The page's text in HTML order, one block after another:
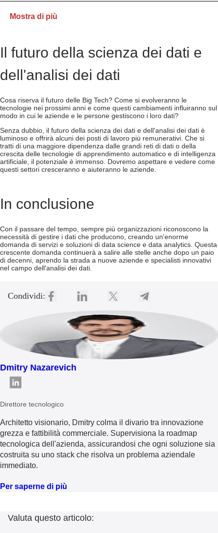
Mostra di più
Il futuro della scienza dei dati e
dell'analisi dei dati
Cosa riserva il futuro delle Big Tech? Come si evolveranno le
tecnologie nei prossimi anni e come questi cambiamenti influiranno sul
modo in cui le aziende e le persone gestiscono i loro dati?
Senza dubbio, il futuro della scienza dei dati e dell'analisi dei dati è
luminoso e offrirà alcuni dei posti di lavoro più remunerativi. Che si
tratti di una maggiore dipendenza dalle grandi reti di dati o della
crescita delle tecnologie di apprendimento automatico e di intelligenza
artificiale, il potenziale è immenso. Dovremo aspettare e vedere come
questi settori cresceranno e aiuteranno le aziende.
In conclusione
Con il passare del tempo, sempre più organizzazioni riconoscono la
necessità di gestire i dati che producono, creando un'enorme
domanda di servizi e soluzioni di data science e data analytics. Questa
crescente domanda continuerà a salire alle stelle anche dopo un paio
di decenni, aprendo la strada a nuove aziende e specialisti innovativi
nel campo dell'analisi dei dati.
Condividi:
Dmitry Nazarevich
Direttore tecnologico
Architetto visionario, Dmitry colma il divario tra innovazione
grezza e fattibilità commerciale. Supervisiona la roadmap
tecnologica dell'azienda, assicurandosi che ogni soluzione sia
costruita su uno stack che risolva un problema aziendale
immediato.
Per saperne di più
Valuta questo articolo: